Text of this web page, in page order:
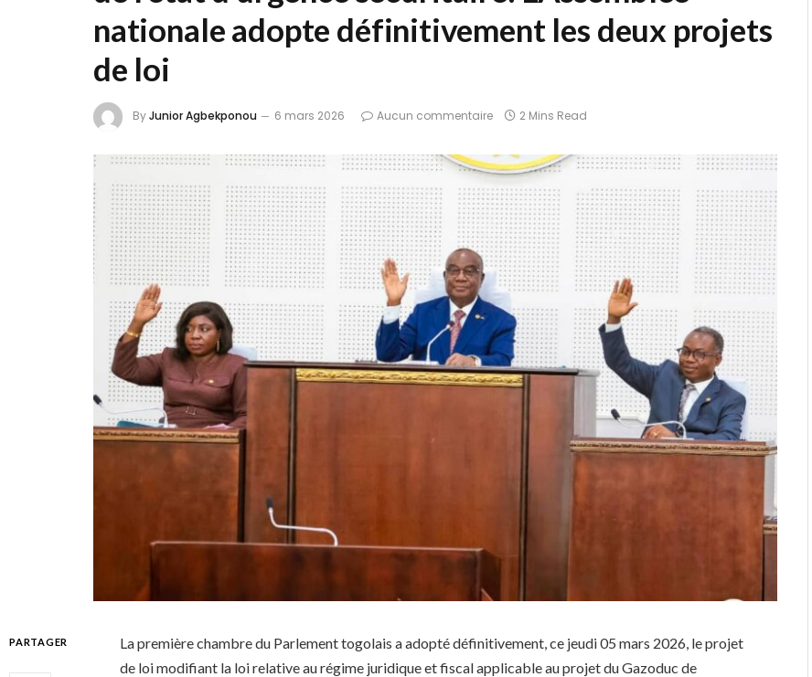
nationale adopte définitivement les deux projets
de loi
ByJunior Agbekponou 6 mars 2026 Aucun commentaire 2 Mins Read
PARTAGER
La première chambre du Parlement togolais a adopté définitivement, ce jeudi 05 mars 2026, le projet
de loi modifiant la loi relative au régime juridique et fiscal applicable au projet du Gazoduc de